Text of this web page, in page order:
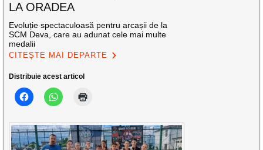
LA ORADEA
Evoluție spectaculoasă pentru arcașii de la
SCM Deva, care au adunat cele mai multe
medalii
CITEȘTE MAI DEPARTE
Distribuie acest articol